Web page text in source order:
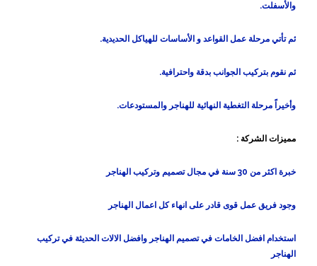
والأسفلت.
ثم تأتي مرحلة عمل القواعد و الأساسات للهياكل الحديدية.
ثم نقوم بتركيب الجوانب بدقة واحترافية.
وأخيراً مرحلة التغطية النهائية للهناجر والمستودعات.
مميزات الشركة :
خبرة اكثر من 30 سنة في مجال تصميم وتركيب الهناجر
وجود فريق عمل قوى قادر على انهاء كل اعمال الهناجر
استخدام افضل الخامات في تصميم الهناجر وافضل الالات الحديثة في تركيب
الهناجر